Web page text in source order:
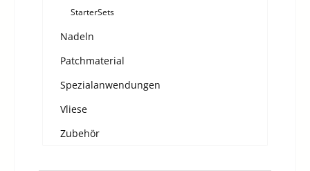
StarterSets
Nadeln
Patchmaterial
Spezialanwendungen
Vliese
Zubehör